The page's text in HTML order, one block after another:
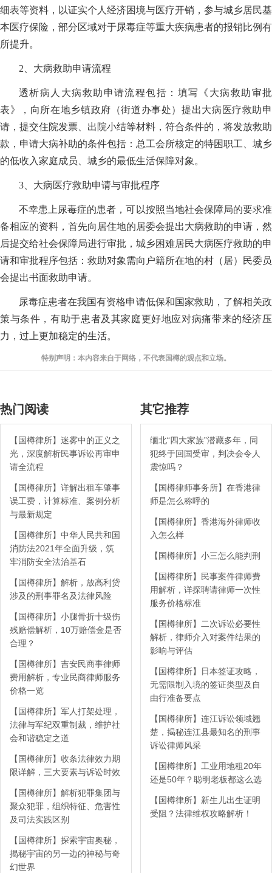
细表等资料，以证实个人经济困境与医疗开销，参与城乡居民基
本医疗保险，部分区域对于尿毒症等重大疾病患者的报销比例有
所提升。
2、大病救助申请流程
透析病人大病救助申请流程包括：填写《大病救助审批
表》，向所在地乡镇政府（街道办事处）提出大病医疗救助申
请，提交住院发票、出院小结等材料，符合条件的，将发放救助
款，申请大病补助的条件包括：总工会所核定的特困职工、城乡
的低收入家庭成员、城乡的最低生活保障对象。
3、大病医疗救助申请与审批程序
不幸患上尿毒症的患者，可以按照当地社会保障局的要求准
备相应的资料，首先向居住地的居委会提出大病救助的申请，然
后提交给社会保障局进行审批，城乡困难居民大病医疗救助的申
请和审批程序包括：救助对象需向户籍所在地的村（居）民委员
会提出书面救助申请。
尿毒症患者在我国有资格申请低保和国家救助，了解相关政
策与条件，有助于患者及其家庭更好地应对病痛带来的经济压
力，过上更加稳定的生活。
特别声明：本内容来自于网络，不代表国樽的观点和立场。
热门阅读
【国樽律所】迷雾中的正义之
光，深度解析民事诉讼再审申
请全流程
【国樽律所】详解出租车肇事
误工费，计算标准、案例分析
与最新规定
【国樽律所】中华人民共和国
消防法2021年全面升级，筑
牢消防安全法治基石
【国樽律所】解析，放高利贷
涉及的刑事罪名及法律风险
【国樽律所】小腿骨折十级伤
残赔偿解析，10万赔偿金是否
合理？
【国樽律所】吉安民商事律师
费用解析，专业民商律师服务
价格一览
【国樽律所】军人打架处理，
法律与军纪双重制裁，维护社
会和谐稳定之道
【国樽律所】收条法律效力期
限详解，三大要素与诉讼时效
【国樽律所】解析犯罪集团与
聚众犯罪，组织特征、危害性
及司法实践区别
【国樽律所】探索宇宙奥秘，
揭秘宇宙的另一边的神秘与奇
幻世界
其它推荐
缅北“四大家族”潜藏多年，同
犯终于回国受审，判决会令人
震惊吗？
【国樽律师事务所】在香港律
师是怎么称呼的
【国樽律所】香港海外律师收
入怎么样
【国樽律所】小三怎么能判刑
【国樽律所】民事案件律师费
用解析，详探聘请律师一次性
服务价格标准
【国樽律所】二次诉讼必要性
解析，律师介入对案件结果的
影响与评估
【国樽律所】日本签证攻略，
无需限制入境的签证类型及自
由行准备要点
【国樽律所】连江诉讼领域翘
楚，揭秘连江县最知名的刑事
诉讼律师风采
【国樽律所】工业用地租20年
还是50年？聪明老板都这么选
【国樽律所】新生儿出生证明
受阻？法律维权攻略解析！